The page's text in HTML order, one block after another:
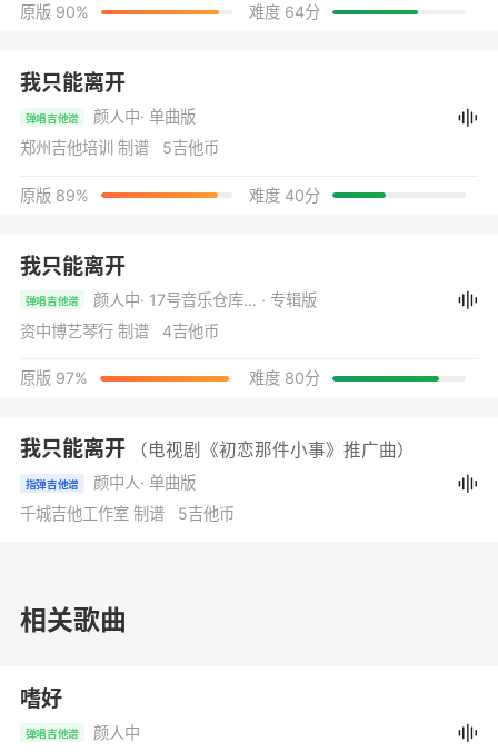
原版 90% 难度 64分
我只能离开
弹唱吉他谱 颜人中· 单曲版
郑州吉他培训 制谱 5吉他币
原版 89% 难度 40分
我只能离开
弹唱吉他谱 颜人中 · 17号音乐仓库2 第2期 · 专辑版
资中博艺琴行 制谱 4吉他币
原版 97% 难度 80分
我只能离开 （电视剧《初恋那件小事》推广曲）
指弹吉他谱 颜中人· 单曲版
千城吉他工作室 制谱 5吉他币
相关歌曲
嗜好
弹唱吉他谱
颜人中